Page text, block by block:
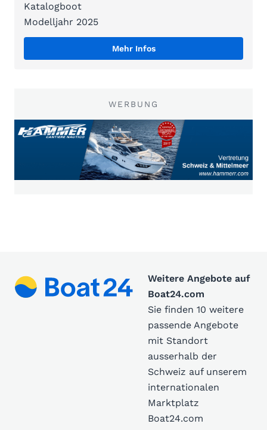
Katalogboot
Modelljahr 2025
Mehr Infos
WERBUNG
Weitere Angebote auf
Boat24.com
Sie finden 10 weitere
passende Angebote
mit Standort
ausserhalb der
Schweiz auf unserem
internationalen
Marktplatz
Boat24.com